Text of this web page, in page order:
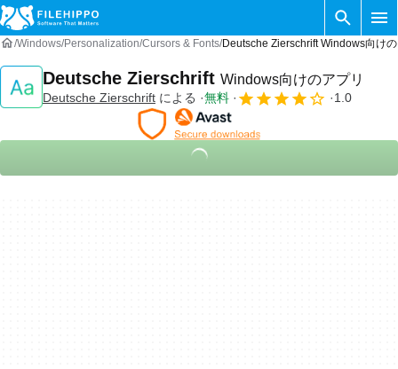
Windows Personalization Cursors & Fonts Deutsche Zierschrift Windows向け
Deutsche Zierschrift Windows向けのアプリ
Deutsche Zierschrift による 無料 1.0